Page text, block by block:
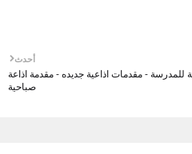
أحدث
للمدرسة - مقدمات اذاعية جديده - مقدمة اذاعة
صباحية